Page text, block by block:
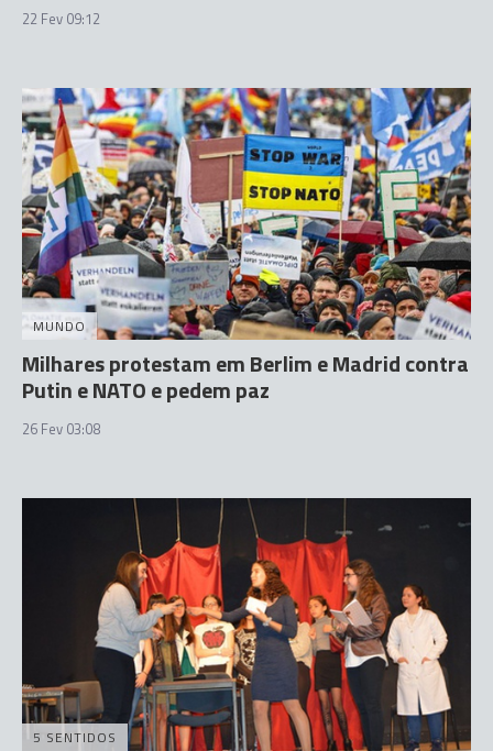
22 Fev 09:12
MUNDO
Milhares protestam em Berlim e Madrid contra
Putin e NATO e pedem paz
26 Fev 03:08
5 SENTIDOS